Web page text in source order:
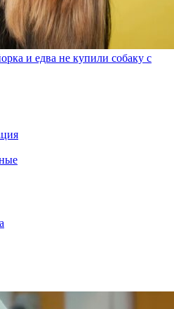
и едва не купили собаку с